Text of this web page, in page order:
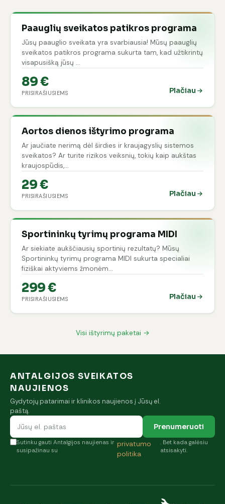
Paauglių sveikatos patikros programa
Jūsų paauglio sveikata yra svarbiausia! Mūsų paauglių
sveikatos patikros programa sukurta tam, kad užtikrintų
visapusišką jūsų …
89 €
PRISIRAŠIUSIEMS Plačiau
Aortos dienos ištyrimo programa
Ar jaučiate nerimą dėl širdies ir kraujagyslių sistemos
sveikatos? Ar turite rizikos veiksnių, tokių kaip aukštas
kraujospūdis,…
29 €
PRISIRAŠIUSIEMS Plačiau
Sportininkų tyrimų programa MIDI
Ar siekiate aukščiausių sportinių rezultatų? Mūsų
Sportininkų tyrimų programa MIDI sukurta specialiai
fiziškai aktyviems žmonėm…
299 €
PRISIRAŠIUSIEMS Plačiau
Visi ištyrimų paketai →
ANTALGIJOS SVEIKATOS
NAUJIENOS
Gydytojų patarimai ir klinikos naujienos į Jūsų el.
paštą.
Prenumeruoti
Sutinku gauti Antalgijos naujienas ir
susipažinau su
privatumo
politika
. Bet kada galėsiu
atsisakyti.